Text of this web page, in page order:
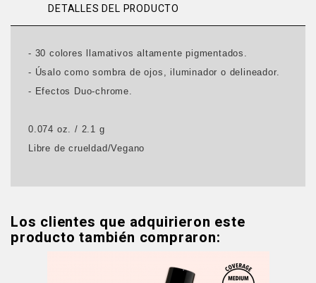
DETALLES DEL PRODUCTO
- 30 colores llamativos altamente pigmentados.
- Úsalo como sombra de ojos, iluminador o delineador.
- Efectos Duo-chrome.
0.074 oz. / 2.1 g
Libre de crueldad/Vegano
Los clientes que adquirieron este
producto también compraron: